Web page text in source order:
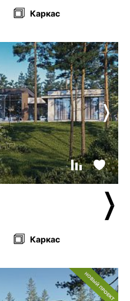
Каркас
Каркас